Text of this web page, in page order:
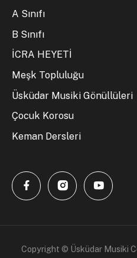
A Sınıfı
B Sınıfı
İCRA HEYETİ
Meşk Topluluğu
Üsküdar Musiki Gönüllüleri
Çocuk Korosu
Keman Dersleri
Copyright © Üsküdar Musiki